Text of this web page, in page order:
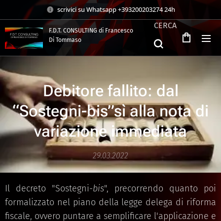
scrivici su Whatsapp +393200203274 24h
F.D.T. CONSULTING di Francesco
Di Tommaso
CERCA
Debitore fallito: dal
“Sostegni-bis”sì alla nota di
variazione immediata
29.03.2022
Il decreto "Sostegni-bis", precorrendo quanto poi
formalizzato nel piano della legge delega di riforma
fiscale, ovvero puntare a semplificare l'applicazione e